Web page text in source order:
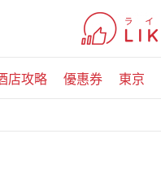
店攻略 優惠券 東京